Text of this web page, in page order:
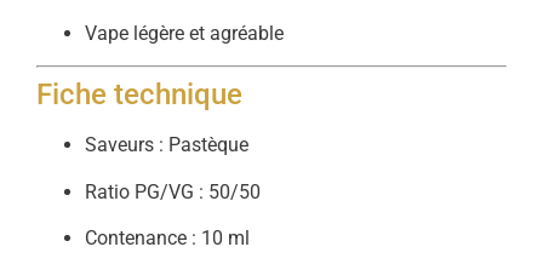
Vape légère et agréable
Fiche technique
Saveurs : Pastèque
Ratio PG/VG : 50/50
Contenance : 10 ml